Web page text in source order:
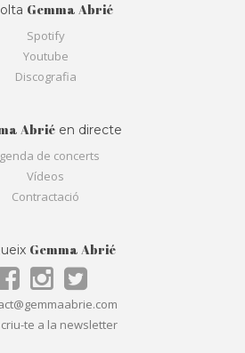
Gemma Abrié
Spotify
Youtube
Discografia
Abrié en directe
de concerts
Vídeos
Contractació
Gemma Abrié
te a la newsletter